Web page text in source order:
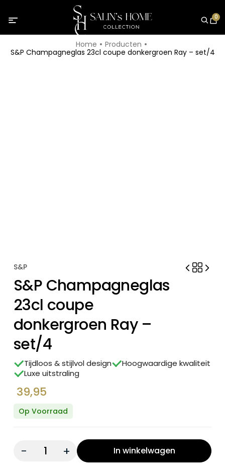
0
Home
Producten
S&P Champagneglas 23cl coupe donkergroen Ray – set/4
S&P
S&P Champagneglas
23cl coupe
donkergroen Ray –
set/4
Tijdloos & stijlvol design
Hoogwaardige kwaliteit
Luxe uitstraling
39,95
Op Voorraad
Quantity: In winkelwagen